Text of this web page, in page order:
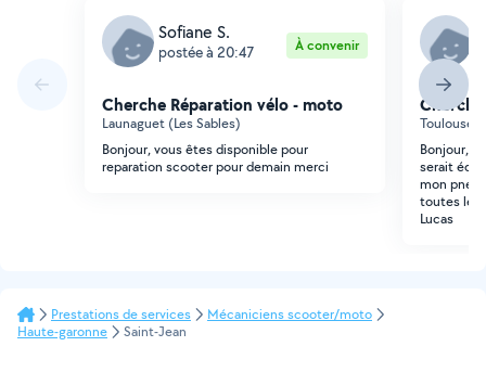
Sofiane S.
postée à 20:47 À convenir
Cherche Réparation vélo - moto
Launaguet (Les Sables)
Bonjour, vous êtes disponible pour
reparation scooter pour demain merci
Toulouse
Bonjour,
serait
mon pneu
toutes les
Lucas
Prestations de services
Mécaniciens scooter/moto
Haute-garonne
Saint-Jean